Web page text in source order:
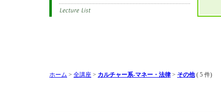
ホーム > 全講座 > カルチャー系-マネー・法律> その他 ( 5 件)